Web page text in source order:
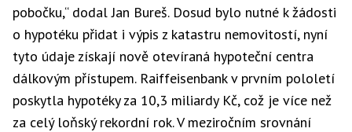
pobočku,“ dodal Jan Bureš. Dosud bylo nutné k žádosti
o hypotéku přidat i výpis z katastru nemovitostí, nyní
tyto údaje získají nově otevíraná hypoteční centra
dálkovým přístupem. Raiffeisenbank v prvním pololetí
poskytla hypotéky za 10,3 miliardy Kč, což je více než
za celý loňský rekordní rok. V meziročním srovnání